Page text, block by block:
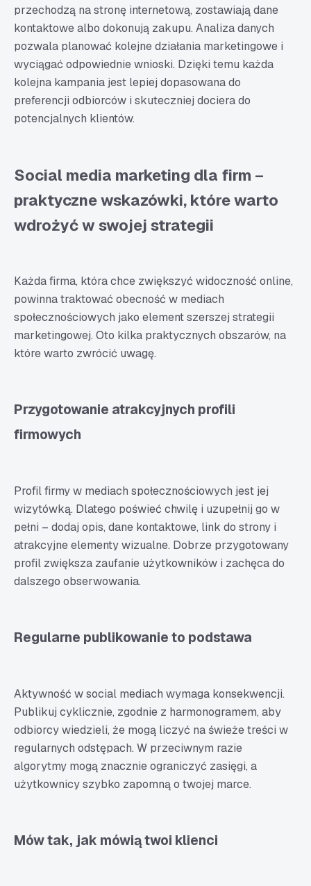
przechodzą na stronę internetową, zostawiają dane
kontaktowe albo dokonują zakupu. Analiza danych
pozwala planować kolejne działania marketingowe i
wyciągać odpowiednie wnioski. Dzięki temu każda
kolejna kampania jest lepiej dopasowana do
preferencji odbiorców i skuteczniej dociera do
potencjalnych klientów.
Social media marketing dla firm –
praktyczne wskazówki, które warto
wdrożyć w swojej strategii
Każda firma, która chce zwiększyć widoczność online,
powinna traktować obecność w mediach
społecznościowych jako element szerszej strategii
marketingowej. Oto kilka praktycznych obszarów, na
które warto zwrócić uwagę.
Przygotowanie atrakcyjnych profili
firmowych
Profil firmy w mediach społecznościowych jest jej
wizytówką. Dlatego poświeć chwilę i uzupełnij go w
pełni – dodaj opis, dane kontaktowe, link do strony i
atrakcyjne elementy wizualne. Dobrze przygotowany
profil zwiększa zaufanie użytkowników i zachęca do
dalszego obserwowania.
Regularne publikowanie to podstawa
Aktywność w social mediach wymaga konsekwencji.
Publikuj cyklicznie, zgodnie z harmonogramem, aby
odbiorcy wiedzieli, że mogą liczyć na świeże treści w
regularnych odstępach. W przeciwnym razie
algorytmy mogą znacznie ograniczyć zasięgi, a
użytkownicy szybko zapomną o twojej marce.
Mów tak, jak mówią twoi klienci